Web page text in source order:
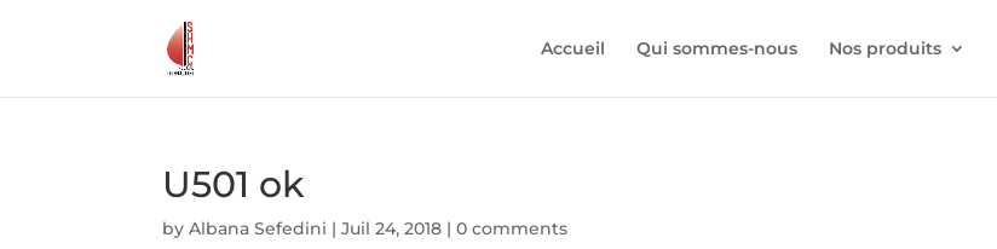
Accueil Qui sommes-nous Nos produits
U501 ok
byAlbana Sefedini |Juil 24, 2018 |0 comments